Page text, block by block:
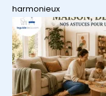
harmonieux